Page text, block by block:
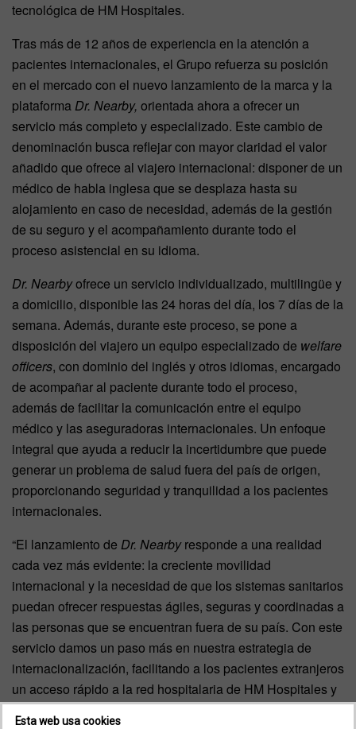
tecnológica de HM Hospitales.
Tras más de 12 años de experiencia en la atención a
pacientes internacionales, el Grupo refuerza su posición
en el mercado con el nuevo lanzamiento de la marca y la
plataformaDr. Nearby, orientada ahora a ofrecer un
servicio más completo y especializado. Este cambio de
denominación busca reflejar con mayor claridad el valor
añadido que ofrece al viajero internacional: disponer de un
médico de habla inglesa que se desplaza hasta su
alojamiento en caso de necesidad, además de la gestión
de su seguro y el acompañamiento durante todo el
proceso asistencial en su idioma.
Dr. Nearbyofrece un servicio individualizado, multilingüe y
a domicilio, disponible las 24 horas del día, los 7 días de la
semana. Además, durante este proceso, se pone a
disposición del viajero un equipo especializado de welfare
officers, con dominio del inglés y otros idiomas, encargado
de acompañar al paciente durante todo el proceso,
además de facilitar la comunicación entre el equipo
médico y las aseguradoras internacionales. Un enfoque
integral que ayuda a reducir la incertidumbre que puede
generar un problema de salud fuera del país de origen,
proporcionando seguridad y tranquilidad a los pacientes
internacionales.
“El lanzamiento de Dr. Nearbyresponde a una realidad
cada vez más evidente: la creciente movilidad
internacional y la necesidad de que los sistemas sanitarios
puedan ofrecer respuestas ágiles, seguras y coordinadas a
las personas que se encuentran fuera de su país. Con este
servicio damos un paso más en nuestra estrategia de
internacionalización, facilitando a los pacientes extranjeros
un acceso rápido a la red hospitalaria de HM Hospitales y
a un modelo asistencial basado en la excelencia clínica, la
Esta web usa cookies